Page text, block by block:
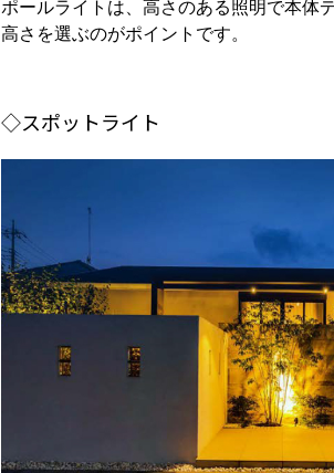
ポールライトは、高さのある照明で本体
高さを選ぶのがポイントです。
◇スポットライト